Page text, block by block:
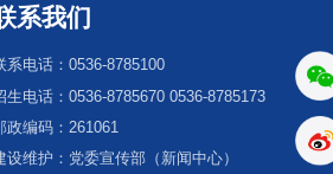
系我们
系电话：0536-8785100
生电话：0536-8785670 0536-8785173
政编码：261061
设维护：党委宣传部（新闻中心）